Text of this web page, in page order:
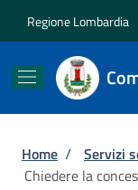
Regione Lombardia
Briciole di
Home / Servizi
Chiedere la